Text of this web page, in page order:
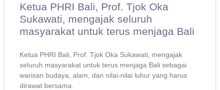
Ketua PHRI Bali, Prof. Tjok Oka
Sukawati, mengajak seluruh
masyarakat untuk terus menjaga Bali
Ketua PHRI Bali, Prof. Tjok Oka Sukawati, mengajak
seluruh masyarakat untuk terus menjaga Bali sebagai
warisan budaya, alam, dan nilai-nilai luhur yang harus
dirawat bersama.